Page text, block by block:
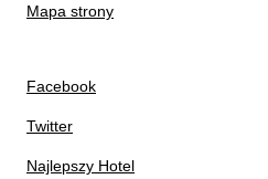
Mapa strony
Facebook
Twitter
Najlepszy Hotel